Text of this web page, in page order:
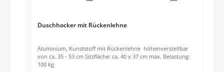
Duschhocker mit Rückenlehne
Aluminium, Kunststoff mit Rückenlehne höhenverstellbar
von ca. 35 - 53 cm Sitzfläche: ca. 40 x 37 cm max. Belastung: